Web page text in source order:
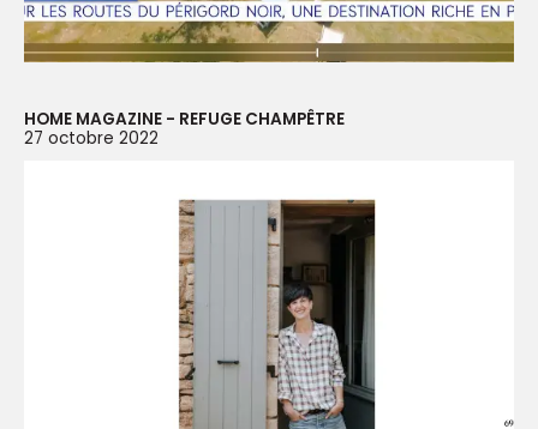
HOME MAGAZINE - REFUGE CHAMPÊTRE
27 octobre 2022